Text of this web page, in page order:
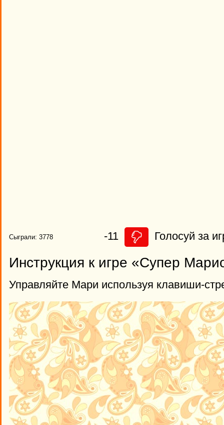
Сыграли: 3778 -11 Голосуй за
Инструкция к игре «Супер
Управляйте Мари используя клавиши-